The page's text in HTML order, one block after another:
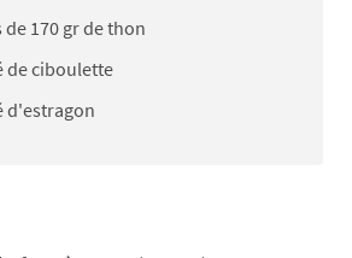
170 gr de thon
de ciboulette
d'estragon